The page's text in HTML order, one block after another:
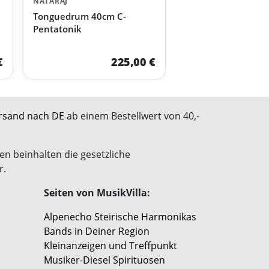
Tonguedrum 40cm C-
Pentatonik
225,00 €
nach DE ab einem Bestellwert von 40,-
beinhalten die gesetzliche
Seiten von MusikVilla:
Alpenecho Steirische Harmonikas
Bands in Deiner Region
Kleinanzeigen und Treffpunkt
Musiker-Diesel Spirituosen